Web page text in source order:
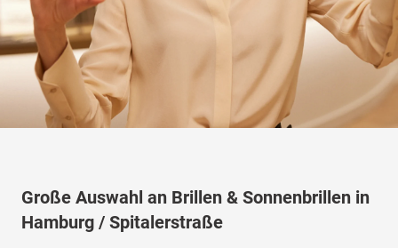
Große Auswahl an Brillen & Sonnenbrillen in
Hamburg / Spitalerstraße